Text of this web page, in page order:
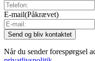
E-mail(Påkrævet)
Når du sender forespørgsel